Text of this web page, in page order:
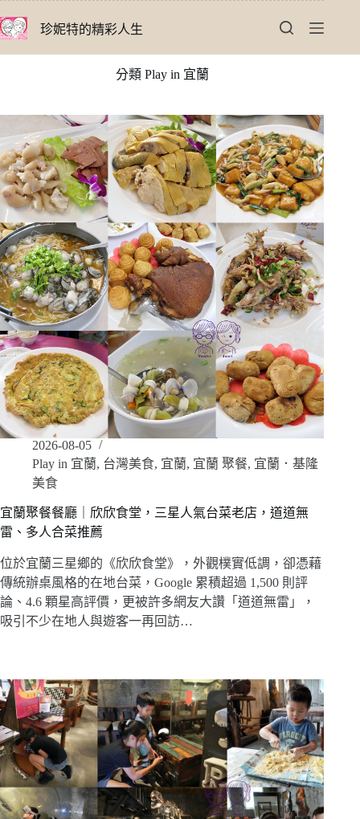
至
珍妮特的精彩人生
分類 Play in 宜蘭
2026-08-05
Play in 宜蘭, 台灣美食, 宜蘭, 宜蘭 聚餐, 宜蘭．基隆
美食
宜蘭聚餐餐廳｜欣欣食堂，三星人氣台菜老店，道道無
雷、多人合菜推薦
位於宜蘭三星鄉的《欣欣食堂》，外觀樸實低調，卻憑藉
傳統辦桌風格的在地台菜，Google 累積超過 1,500 則評
論、4.6 顆星高評價，更被許多網友大讚「道道無雷」，
吸引不少在地人與遊客一再回訪…